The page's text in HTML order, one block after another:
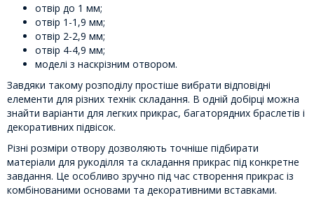
отвір до 1 мм;
отвір 1-1,9 мм;
отвір 2-2,9 мм;
отвір 4-4,9 мм;
моделі з наскрізним отвором.
Завдяки такому розподілу простіше вибрати відповідні
елементи для різних технік складання. В одній добірці можна
знайти варіанти для легких прикрас, багаторядних браслетів і
декоративних підвісок.
Різні розміри отвору дозволяють точніше підбирати
матеріали для рукоділля та складання прикрас під конкретне
завдання. Це особливо зручно під час створення прикрас із
комбінованими основами та декоративними вставками.